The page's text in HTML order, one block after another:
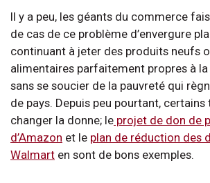
Il y a peu, les géants du commerce
de cas de ce problème d’envergure
continuant à jeter des produits neufs
alimentaires parfaitement propres à
sans se soucier de la pauvreté qui
de pays. Depuis peu pourtant,
changer la donne; le projet de don de
d’Amazon et le plan de réduction des
Walmart en sont de bons exemples.